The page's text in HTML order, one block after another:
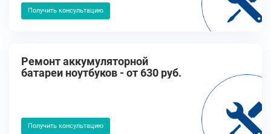
Получить консультацию
Ремонт аккумуляторной
батареи ноутбуков - от 630 руб.
Получить консультацию